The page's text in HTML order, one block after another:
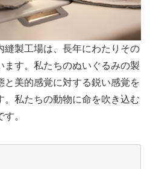
縫製工場は、長年にわたりその
ます。私たちのぬいぐるみの製
と美的感覚に対する鋭い感覚を
。私たちの動物に命を吹き込む
。